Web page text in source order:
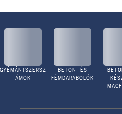
GYÉMÁNTSZERSZ
ÁMOK
BETON- ÉS
FÉMDARABOLÓK